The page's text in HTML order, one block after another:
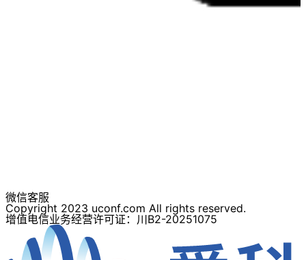
微信客服
Copyright 2023 uconf.com All rights reserved.
增值电信业务经营许可证：川B2-20251075